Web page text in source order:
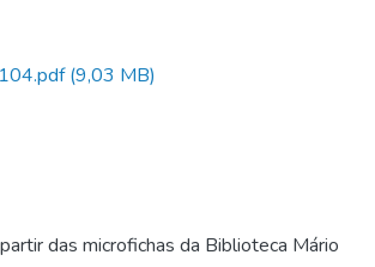
(9,03 MB)
das microfichas da Biblioteca Mário